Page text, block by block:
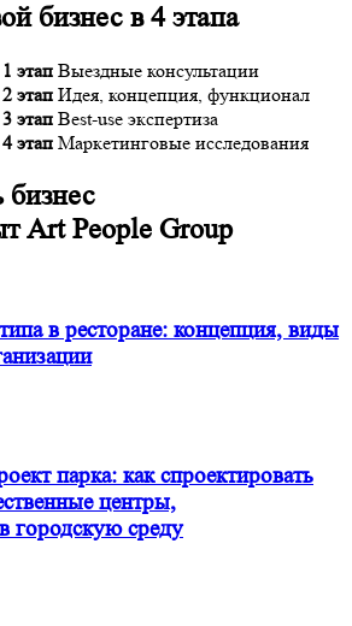
бизнес в 4 этапа
1 этап Выездные консультации
2 этап Идея, концепция, функционал
3 этап Best-use экспертиза
4 этап Маркетинговые исследования
бизнес
Art People Group
в ресторане: концепция, виды
парка: как спроектировать
центры,
городскую среду